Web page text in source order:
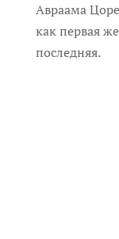
Авраама
как первая
последняя.